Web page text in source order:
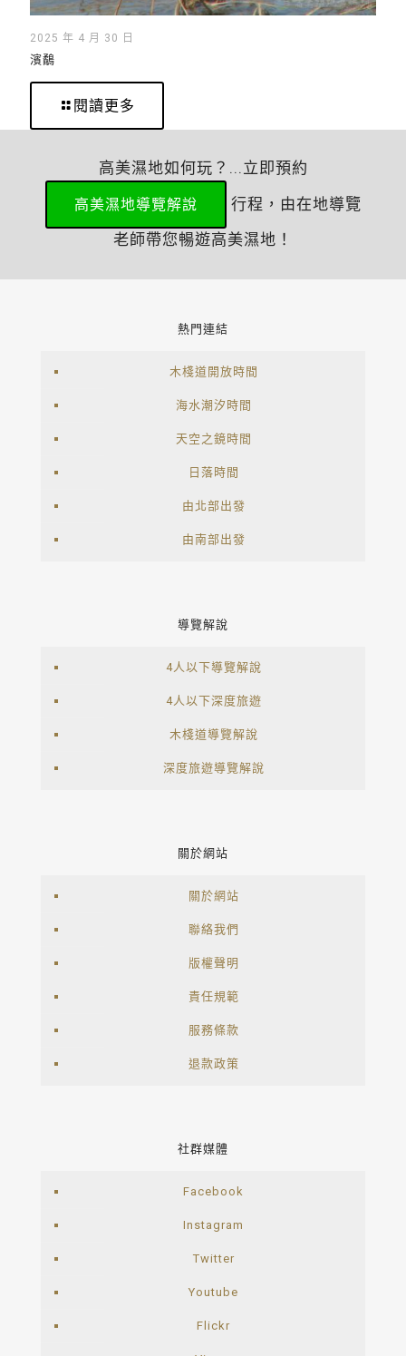
2025 年 4 月 30 日
濱鷸
閱讀更多
高美濕地如何玩？...立即預約
高美濕地導覽解說
行程，由在地導覽
老師帶您暢遊高美濕地！
熱門連結
木棧道開放時間
海水潮汐時間
天空之鏡時間
日落時間
由北部出發
由南部出發
導覽解說
4人以下導覽解說
4人以下深度旅遊
木棧道導覽解說
深度旅遊導覽解說
關於網站
關於網站
聯絡我們
版權聲明
責任規範
服務條款
退款政策
社群媒體
Facebook
Instagram
Twitter
Youtube
Flickr